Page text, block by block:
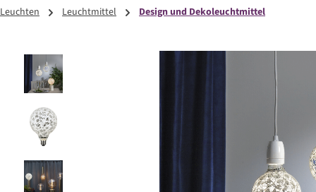
Leuchten Leuchtmittel Design und Dekoleuchtmittel
Bildergalerie überspringen